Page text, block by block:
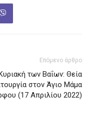
Επόμενο άρθρο
των Βαΐων: Θεία
στον Άγιο Μάμα
(17 Απριλίου 2022)